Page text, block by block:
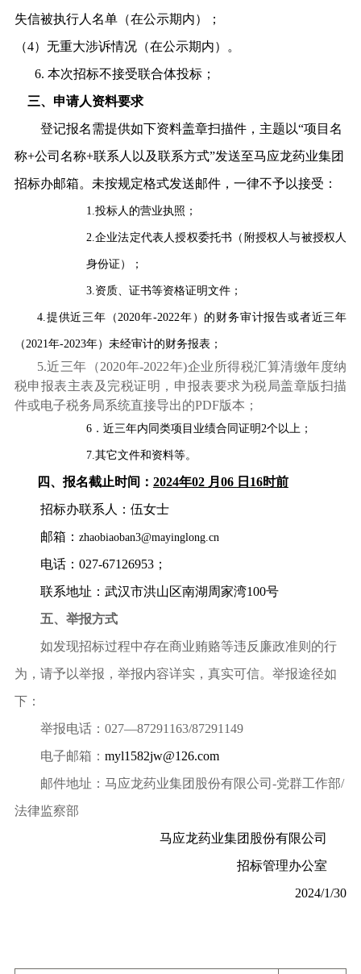
失信被执行人名单（在公示期内）；
（4）无重大涉诉情况（在公示期内）。
6. 本次招标不接受联合体投标；
三、申请人资料要求
登记报名需提供如下资料盖章扫描件，主题以“项目名
称+公司名称+联系人以及联系方式”发送至马应龙药业集团
招标办邮箱。未按规定格式发送邮件，一律不予以接受：
1.投标人的营业执照；
2.企业法定代表人授权委托书（附授权人与被授权人
身份证）；
3.资质、证书等资格证明文件；
4.提供近三年（2020年-2022年）的财务审计报告或者近三年
（2021年-2023年）未经审计的财务报表；
5.近三年（2020年-2022年)企业所得税汇算清缴年度纳
税申报表主表及完税证明，申报表要求为税局盖章版扫描
件或电子税务局系统直接导出的PDF版本；
6．近三年内同类项目业绩合同证明2个以上；
7.其它文件和资料等。
四、报名截止时间： 2024年02 月 06 日 16时前
招标办联系人：伍女士
邮箱： zhaobiaoban3@mayinglong.cn
电话： 027-67126953；
联系地址：武汉市洪山区南湖周家湾100号
五、 举报方式
如发现招标过程中存在商业贿赂等违反廉政准则的行
为，请予以举报，举报内容详实，真实可信。举报途径如
下：
举报电话： 027—87291163/87291149
电子邮箱： myl1582jw@126.com
邮件地址：马应龙药业集团股份有限公司 -党群工作部/
法律监察部
马应龙药业集团股份有限公司
招标管理办公室
2024/1/30